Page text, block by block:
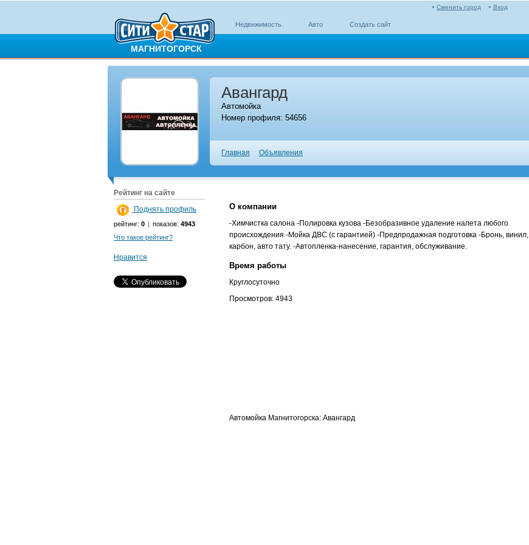
МАГНИТОГОРСК
Вход
Сменить город
Недвижимость Авто Создать сайт
Авангард
Автомойка
Номер профиля: 54656
Главная Объявления
Рейтинг на сайте
Поднять профиль
рейтинг: 0 | показов: 4943
Что такое рейтинг?
Нравится
О компании
-Химчистка салона -Полировка кузова -Безобразивное удаление налета любого
происхождения -Мойка ДВС (с гарантией) -Предпродажная подготовка -Бронь, винил,
карбон, авто тату. -Автопленка-нанесение, гарантия, обслуживание.
Время работы
Круглосуточно
Просмотров: 4943
Автомойка Магнитогорска: Авангард